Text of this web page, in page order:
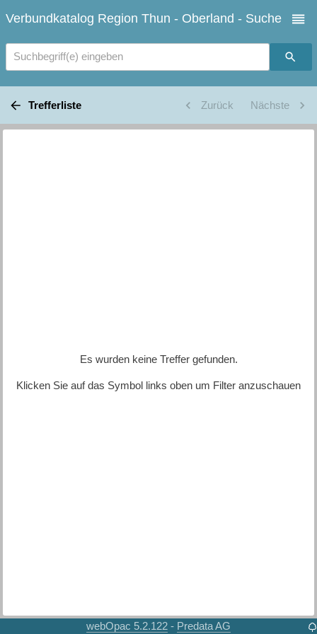
Verbundkatalog Region Thun - Oberland - Suche
Suchbegriff(e) eingeben
Trefferliste Zurück Nächste
Es wurden keine Treffer gefunden.
Klicken Sie auf das Symbol links oben um Filter anzuschauen
webOpac 5.2.122 - Predata AG